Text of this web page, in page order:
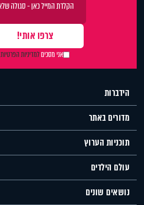
אני מסכיםלמדיניות הפרטיות
הידברות
מדורים באתר
תוכניות הערוץ
עולם הילדים
נושאים שונים